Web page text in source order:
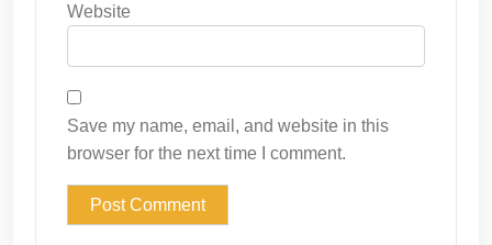
Website
Save my name, email, and website in this
browser for the next time I comment.